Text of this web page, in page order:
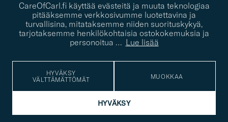
CareOfCarl.fi käyttää evästeitä ja muuta teknologiaa
pitääksemme verkkosivumme luotettavina ja
turvallisina, mitataksemme niiden suorituskykyä,
tarjotaksemme henkilökohtaisia ostokokemuksia ja
personoitua … Lue lisää
HYVÄKSY
VÄLTTÄMÄTTÖMÄT
MUOKKAA
HYVÄKSY
contact@careofcarl.com
Kaipaatko apua oman tyylisi löytämiseen? Me autamme sinua
mielellämme!
PUKEUTUMISNEUVONTA
© Care of Carl 2026